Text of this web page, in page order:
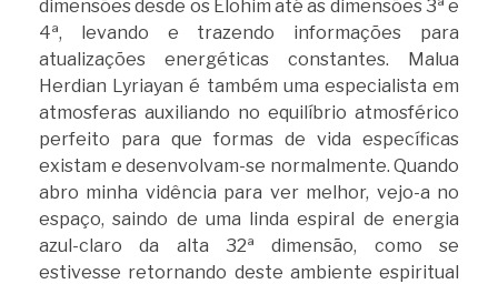
dimensões desde os Elohim até as dimensões 3ª e
4ª, levando e trazendo informações para
atualizações energéticas constantes. Malua
Herdian Lyriayan é também uma especialista em
atmosferas auxiliando no equilíbrio atmosférico
perfeito para que formas de vida específicas
existam e desenvolvam-se normalmente. Quando
abro minha vidência para ver melhor, vejo-a no
espaço, saindo de uma linda espiral de energia
azul-claro da alta 32ª dimensão, como se
estivesse retornando deste ambiente espiritual